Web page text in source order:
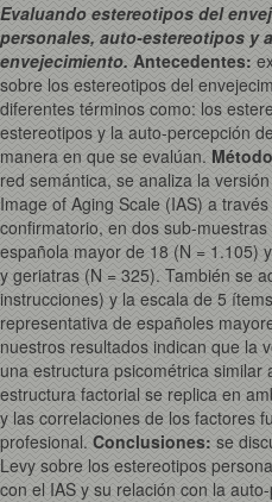
Evaluando estereotipos del
personales, auto-estereotipos y
envejecimiento. Antecedentes:
sobre los estereotipos del
diferentes términos como: los
estereotipos y la auto-percepción
manera en que se evalúan.
red semántica, se analiza la
Image of Aging Scale (IAS) a
confirmatorio, en dos sub-
española mayor de 18 (N = 1.105)
y geriatras (N = 325). También se
instrucciones) y la escala de 5
representativa de españoles
nuestros resultados indican que la
una estructura psicométrica
estructura factorial se replica en
y las correlaciones de los factores
profesional. Conclusiones: se
Levy sobre los estereotipos
con el IAS y su relación con la